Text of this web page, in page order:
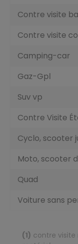
Contre visite
Contre visite
Camping-car
Gaz-Gpl
Suv vp
Contre Visite
Cyclo, scooter
Moto, scooter
Quad
Voiture sans
(1) contre visite